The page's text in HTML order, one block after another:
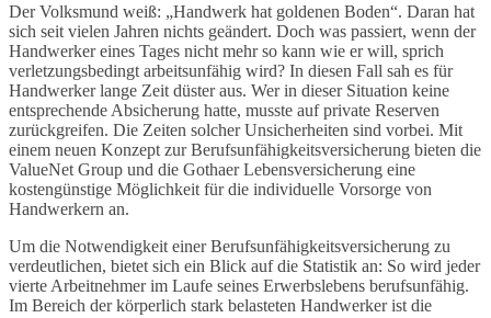
Der Volksmund weiß: „Handwerk hat goldenen Boden“. Daran hat
sich seit vielen Jahren nichts geändert. Doch was passiert, wenn der
Handwerker eines Tages nicht mehr so kann wie er will, sprich
verletzungsbedingt arbeitsunfähig wird? In diesen Fall sah es für
Handwerker lange Zeit düster aus. Wer in dieser Situation keine
entsprechende Absicherung hatte, musste auf private Reserven
zurückgreifen. Die Zeiten solcher Unsicherheiten sind vorbei. Mit
einem neuen Konzept zur Berufsunfähigkeitsversicherung bieten die
ValueNet Group und die Gothaer Lebensversicherung eine
kostengünstige Möglichkeit für die individuelle Vorsorge von
Handwerkern an.
Um die Notwendigkeit einer Berufsunfähigkeitsversicherung zu
verdeutlichen, bietet sich ein Blick auf die Statistik an: So wird jeder
vierte Arbeitnehmer im Laufe seines Erwerbslebens berufsunfähig.
Im Bereich der körperlich stark belasteten Handwerker ist die